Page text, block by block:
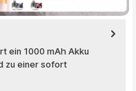
ein 1000 mAh Akku
zu einer sofort